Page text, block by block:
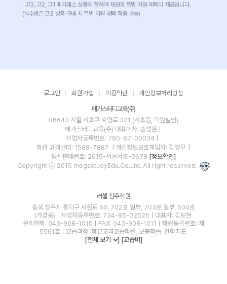
· 고3, 고2, 고1 메가패스 상품에 한하여 재원생 특별 지원 혜택이 제공됩니다.
(N수생은 고3 상품 구매 시 특별 지원 혜택 적용 가능)
로그인 회원가입 이용약관 개인정보처리방침
메가스터디교육(주)
06643 서울 서초구 효령로 321 (서초동, 덕원빌딩)
메가스터디교육(주) 대표이사: 손성은 |
사업자등록번호: 780-87-00034
학원 고객센터: 1588-7887
| 개인정보보호책임자: 김영무
통신판매번호: 2015-서울서초-0678 [정보확인]
Copyright ⓒ 2015 megastudyEdu.Co.Ltd. All right reserved.
러셀 청주학원
충북 청주시 흥덕구 서현로 60, 702호 일부, 703호 일부, 504호
(가경동)ㅣ사업자등록번호: 734-85-02525ㅣ대표자: 김보현
문의전화: 043-908-1010ㅣFAX: 043-908-1011ㅣ학원등록번호: 제
5561호ㅣ교습과정: 학교교과교습학원, 보충학습, 진학지도
[전체 보기
] [교습비]